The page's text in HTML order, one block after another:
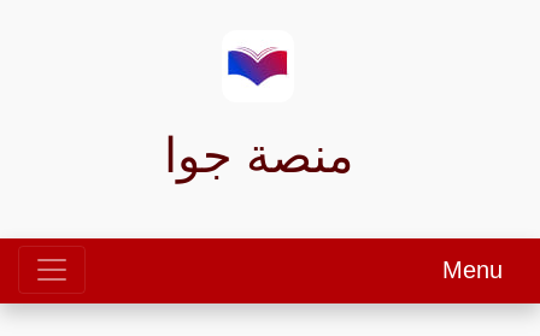
منصة جوا
Menu